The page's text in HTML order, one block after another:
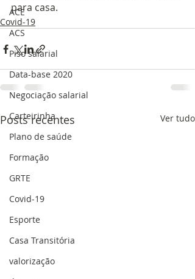
ACE
ACS
Piso salarial
Data-base 2020
Negociação salarial
Carteirinha
Plano de saúde
Formação
GRTE
Covid-19
Esporte
Casa Transitória
valorização
para casa.
Covid-19
Posts recentes Ver tudo